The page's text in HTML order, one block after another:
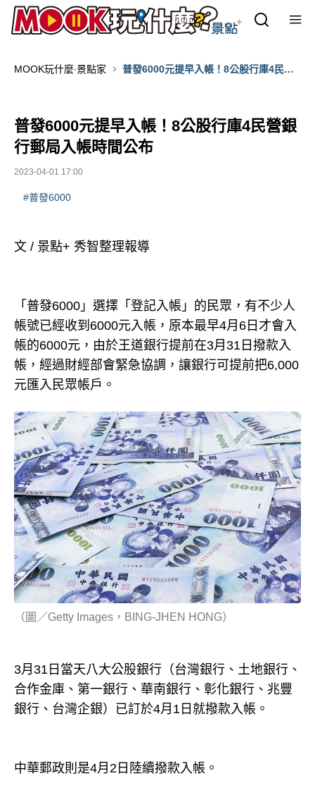
MOOK玩什麼‧景點家
普發6000元提早入帳！8公股行庫4民營
普發6000元提早入帳！8公股行庫4民營銀
行郵局入帳時間公布
2023-04-01 17:00
#普發6000
文 / 景點+ 秀智整理報導
「普發6000」選擇「登記入帳」的民眾，有不少人
帳號已經收到6000元入帳，原本最早4月6日才會入
帳的6000元，由於王道銀行提前在3月31日撥款入
帳，經過財經部會緊急協調，讓銀行可提前把6,000
元匯入民眾帳戶。
（圖／Getty Images，BING-JHEN HONG）
3月31日當天八大公股銀行（台灣銀行、土地銀行、
合作金庫、第一銀行、華南銀行、彰化銀行、兆豐
銀行、台灣企銀）已訂於4月1日就撥款入帳。
中華郵政則是4月2日陸續撥款入帳。